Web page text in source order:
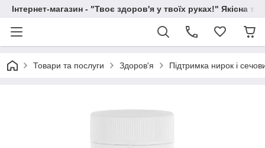
Інтернет-магазин - "Твоє здоров'я у твоїх руках!" Якісна
Товари та послуги Здоров'я Підтримка нирок і